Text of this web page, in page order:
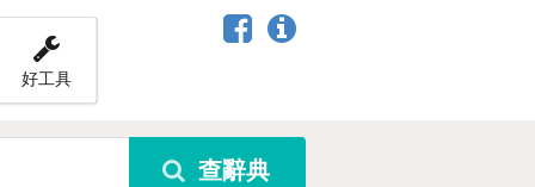
好工具
查辭典